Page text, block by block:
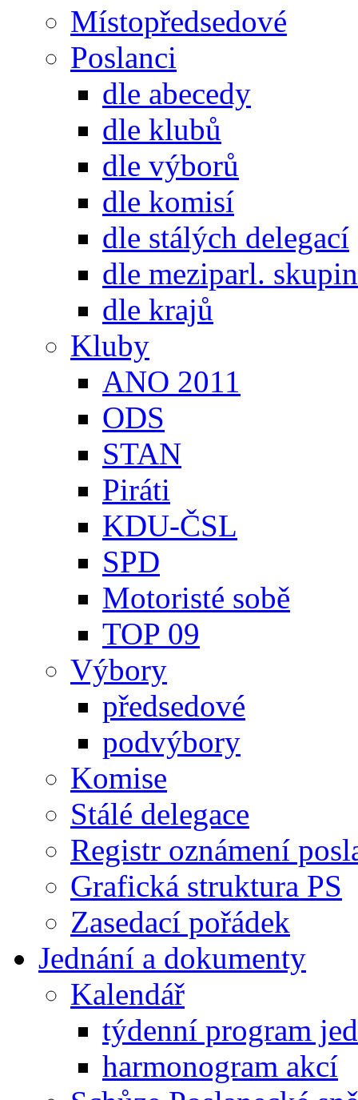
Místopředsedové
Poslanci
dle abecedy
dle klubů
dle výborů
dle komisí
dle stálých delegací
dle meziparl. skupin
dle krajů
Kluby
ANO 2011
ODS
STAN
Piráti
KDU-ČSL
SPD
Motoristé sobě
TOP 09
Výbory
předsedové
podvýbory
Komise
Stálé delegace
Registr oznámení
Grafická struktura PS
Zasedací pořádek
Jednání a dokumenty
Kalendář
týdenní program
harmonogram akcí